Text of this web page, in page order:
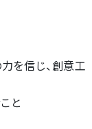
を信じ、創意工
と